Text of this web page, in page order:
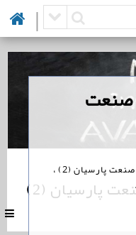
|
صنعت
برای پیگیری اخبار هلدینگ توسعه سفر و صنعت پارسیان (2) ،
پارسیان (2)